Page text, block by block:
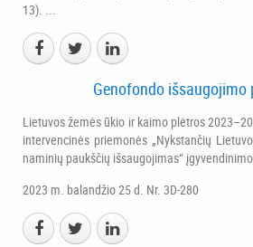
13). ...
Genofondo išsaugojimo
Lietuvos žemės ūkio ir kaimo plėtros
intervencinės priemonės „Nykstančių
naminių paukščių išsaugojimas“
2023 m. balandžio 25 d. Nr. 3D-280